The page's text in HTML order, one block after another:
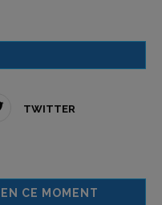
TWITTER
CE MOMENT